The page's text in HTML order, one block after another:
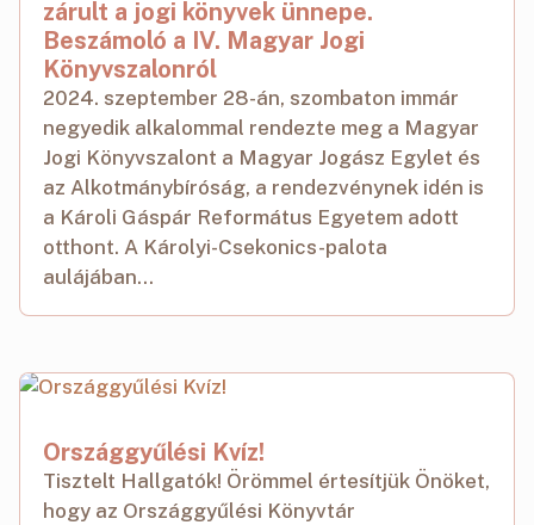
zárult a jogi könyvek ünnepe.
Beszámoló a IV. Magyar Jogi
Könyvszalonról
2024. szeptember 28-án, szombaton immár
negyedik alkalommal rendezte meg a Magyar
Jogi Könyvszalont a Magyar Jogász Egylet és
az Alkotmánybíróság, a rendezvénynek idén is
a Károli Gáspár Református Egyetem adott
otthont. A Károlyi-Csekonics-palota
aulájában...
Országgyűlési Kvíz!
Tisztelt Hallgatók! Örömmel értesítjük Önöket,
hogy az Országgyűlési Könyvtár